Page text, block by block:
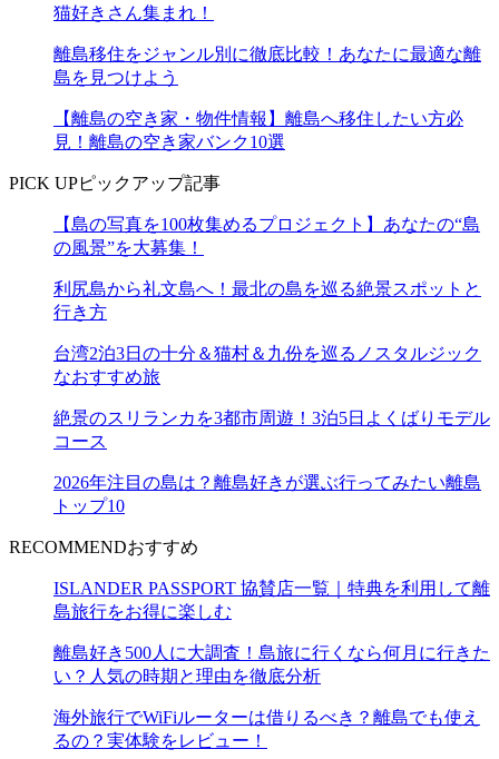
猫好きさん集まれ！
離島移住をジャンル別に徹底比較！あなたに最適な離
島を見つけよう
【離島の空き家・物件情報】離島へ移住したい方必
見！離島の空き家バンク10選
PICK UPピックアップ記事
【島の写真を100枚集めるプロジェクト】あなたの“島
の風景”を大募集！
利尻島から礼文島へ！最北の島を巡る絶景スポットと
行き方
台湾2泊3日の十分＆猫村＆九份を巡るノスタルジック
なおすすめ旅
絶景のスリランカを3都市周遊！3泊5日よくばりモデル
コース
2026年注目の島は？離島好きが選ぶ行ってみたい離島
トップ10
RECOMMENDおすすめ
ISLANDER PASSPORT 協賛店一覧｜特典を利用して離
島旅行をお得に楽しむ
離島好き500人に大調査！島旅に行くなら何月に行きた
い？人気の時期と理由を徹底分析
海外旅行でWiFiルーターは借りるべき？離島でも使え
るの？実体験をレビュー！